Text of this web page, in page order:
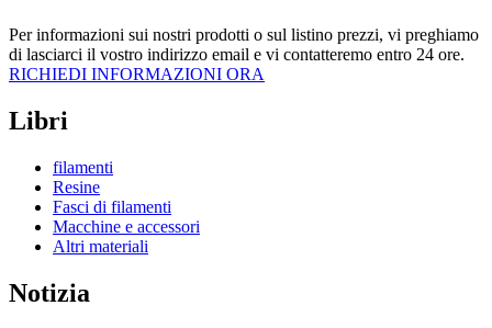
Per informazioni sui nostri prodotti o sul listino prezzi, vi preghiamo
di lasciarci il vostro indirizzo email e vi contatteremo entro 24 ore.
RICHIEDI INFORMAZIONI ORA
Libri
filamenti
Resine
Fasci di filamenti
Macchine e accessori
Altri materiali
Notizia